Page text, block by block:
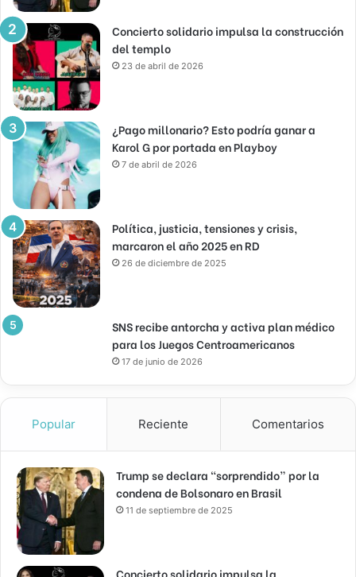
Concierto solidario impulsa la construcción
del templo
23 de abril de 2026
¿Pago millonario? Esto podría ganar a
Karol G por portada en Playboy
7 de abril de 2026
Política, justicia, tensiones y crisis,
marcaron el año 2025 en RD
26 de diciembre de 2025
SNS recibe antorcha y activa plan médico
para los Juegos Centroamericanos
17 de junio de 2026
Popular Reciente Comentarios
Trump se declara “sorprendido” por la
condena de Bolsonaro en Brasil
11 de septiembre de 2025
Concierto solidario impulsa la